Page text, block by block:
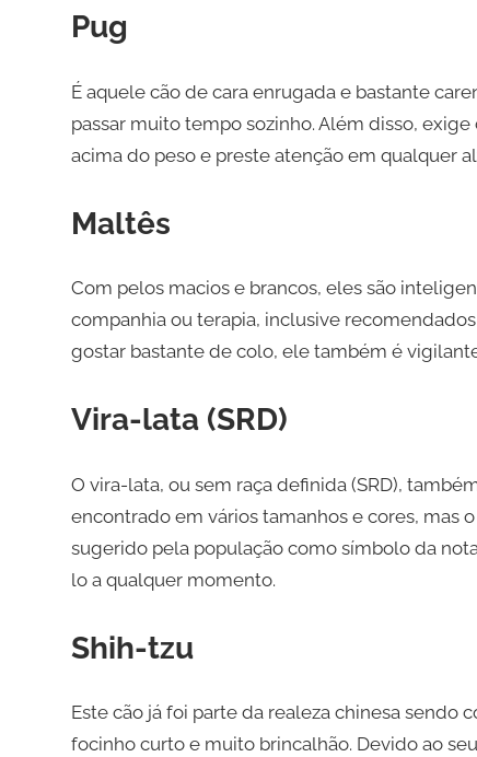
Pug
É aquele cão de cara enrugada e bastante
passar muito tempo sozinho. Além disso,
acima do peso e preste atenção em qualquer
Maltês
Com pelos macios e brancos, eles são
companhia ou terapia, inclusive
gostar bastante de colo, ele também é
Vira-lata (SRD)
O vira-lata, ou sem raça definida (SRD),
encontrado em vários tamanhos e cores, mas
sugerido pela população como símbolo da
lo a qualquer momento.
Shih-tzu
Este cão já foi parte da realeza chinesa sendo
focinho curto e muito brincalhão. Devido ao